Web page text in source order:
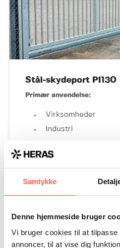
Samtykke
Denne hjemmeside bruger
Vi bruger cookies til at tilpasse
annoncer, til at vise dig
Stål-skydeport PI130
Primær anvendelse:
Virksomheder
Industri